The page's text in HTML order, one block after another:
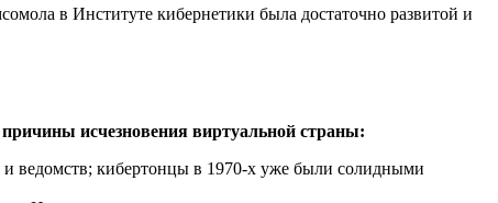
в Институте кибернетики была достаточно развитой и
причины исчезновения виртуальной страны:
и ведомств; кибертонцы в 1970-х уже были солидными